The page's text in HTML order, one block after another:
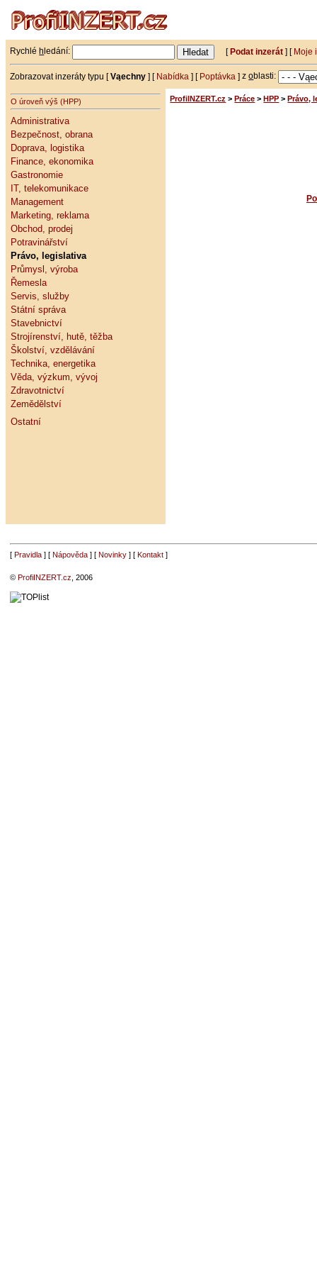
Rychlé h ledání: [Podat inzerát ] [ Moje
Zobrazovat inzeráty typu [Vąechny ] [ Nabídka ] [ Poptávka ]zoblasti:
O úroveň výš (HPP)
Administrativa
Bezpečnost, obrana
Doprava, logistika
Finance, ekonomika
Gastronomie
IT, telekomunikace
Management
Marketing, reklama
Obchod, prodej
Potravinářství
Právo, legislativa
Průmysl, výroba
Řemesla
Servis, služby
Státní správa
Stavebnictví
Strojírenství, hutě, těžba
Školství, vzdělávání
Technika, energetika
Věda, výzkum, vývoj
Zdravotnictví
Zemědělství
Ostatní
ProfiINZERT.cz > Práce > HPP > Právo,
[ Pravidla] [ Nápověda] [ Novinky] [ Kontakt]
© ProfiINZERT.cz , 2006